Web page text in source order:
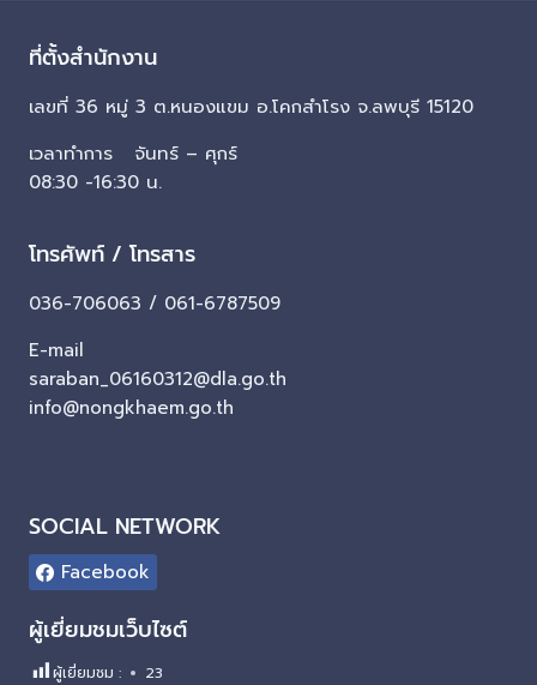
ที่ตั้งสำนักงาน
เลขที่ 36 หมู่ 3 ต.หนองแขม อ.โคกสำโรง จ.ลพบุรี 15120
เวลาทำการ จันทร์ – ศุกร์
08:30 -16:30 น.
โทรศัพท์ / โทรสาร
036-706063 / 061-6787509
E-mail
saraban_06160312@dla.go.th
info@nongkhaem.go.th
SOCIAL NETWORK
Facebook
ผู้เยี่ยมชมเว็บไซต์
ผู้เยี่ยมชม : 23